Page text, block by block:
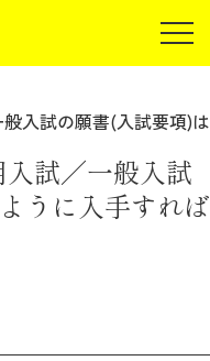
方
方
究者の方
入試の願書(入試要項)は
試／一般入試
うに入手すれば